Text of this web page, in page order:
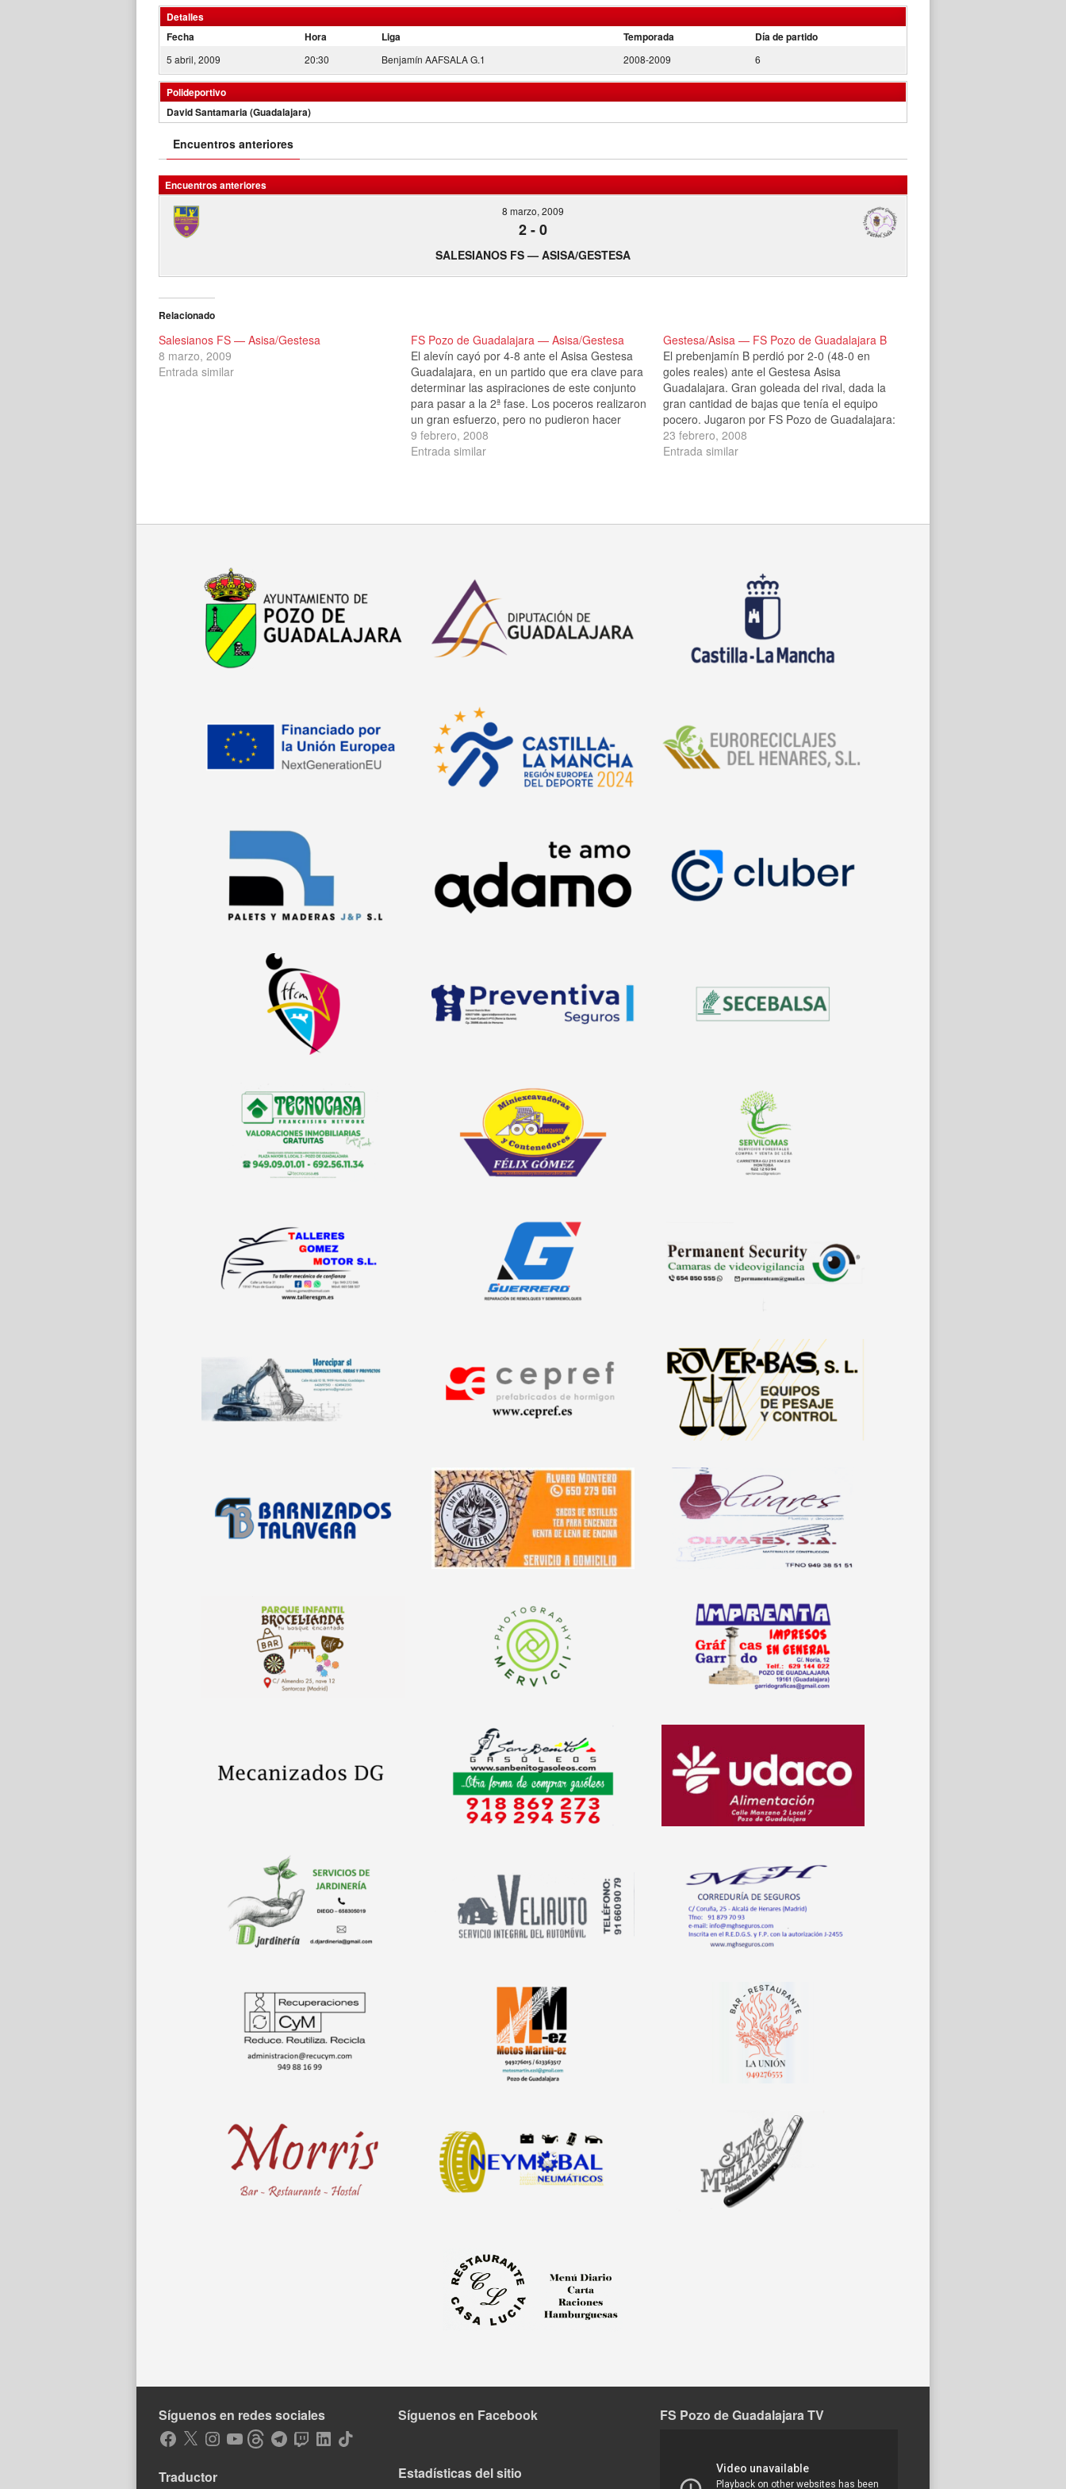
Detalles
Fecha
Hora Liga Temporada Día de partido
5 abril, 2009 20:30 Benjamín AAFSALA G.1 2008-2009 6
Polideportivo
David Santamaria (Guadalajara)
Encuentros anteriores
Encuentros anteriores
8 marzo, 2009
2-0
SALESIANOS FS — ASISA/GESTESA
Relacionado
Salesianos FS — Asisa/Gestesa
8 marzo, 2009
Entrada similar
FS Pozo de Guadalajara — Asisa/Gestesa
El alevín cayó por 4-8 ante el Asisa Gestesa
Guadalajara, en un partido que era clave para
determinar las aspiraciones de este conjunto
para pasar a la 2ª fase. Los poceros realizaron
un gran esfuerzo, pero no pudieron hacer
nada contra un rival que se mostró superior
sobre todo de…
9 febrero, 2008
Entrada similar
Gestesa/Asisa — FS Pozo de Guadalajara B
El prebenjamín B perdió por 2-0 (48-0 en
goles reales) ante el Gestesa Asisa
Guadalajara. Gran goleada del rival, dada la
gran cantidad de bajas que tenía el equipo
pocero. Jugaron por FS Pozo de Guadalajara:
Marcos, Germán, Óscar, Javi Segura, Juan y
Alejandro.
23 febrero, 2008
Entrada similar
Síguenos en redes sociales
Facebook
X Instagram
YouTubeThreadsTelegramTwitchLinkedIn
TikTok
Traductor
Síguenos en Facebook
Estadísticas del sitio
FS Pozo de Guadalajara TV